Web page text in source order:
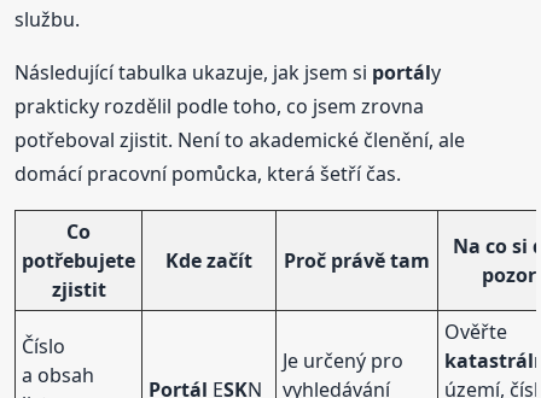
službu.
Následující tabulka ukazuje, jak jsem si portály
prakticky rozdělil podle toho, co jsem zrovna
potřeboval zjistit. Není to akademické členění, ale
domácí pracovní pomůcka, která šetří čas.
Co
potřebujete
zjistit
Kde začít Proč právě tam
Na co si
pozor
Číslo
a obsah
Portál ESKN
Je určený pro
vyhledávání
Ověřte
území,